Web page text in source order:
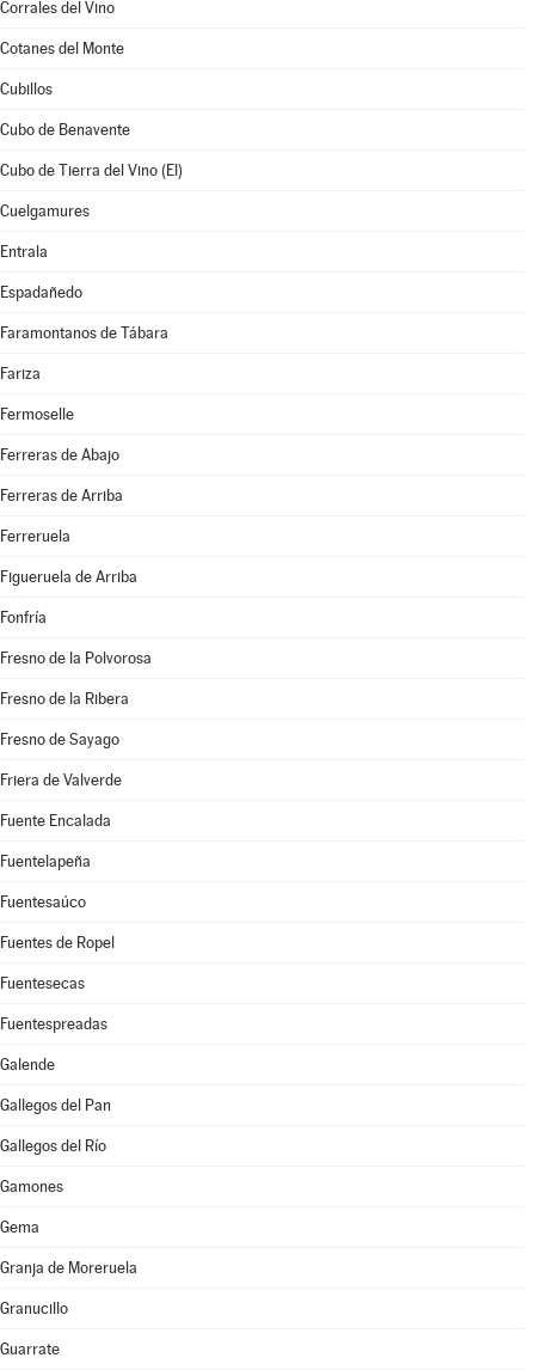
Corrales del Vino
Cotanes del Monte
Cubillos
Cubo de Benavente
Cubo de Tierra del Vino (El)
Cuelgamures
Entrala
Espadañedo
Faramontanos de Tábara
Fariza
Fermoselle
Ferreras de Abajo
Ferreras de Arriba
Ferreruela
Figueruela de Arriba
Fonfría
Fresno de la Polvorosa
Fresno de la Ribera
Fresno de Sayago
Friera de Valverde
Fuente Encalada
Fuentelapeña
Fuentesaúco
Fuentes de Ropel
Fuentesecas
Fuentespreadas
Galende
Gallegos del Pan
Gallegos del Río
Gamones
Gema
Granja de Moreruela
Granucillo
Guarrate